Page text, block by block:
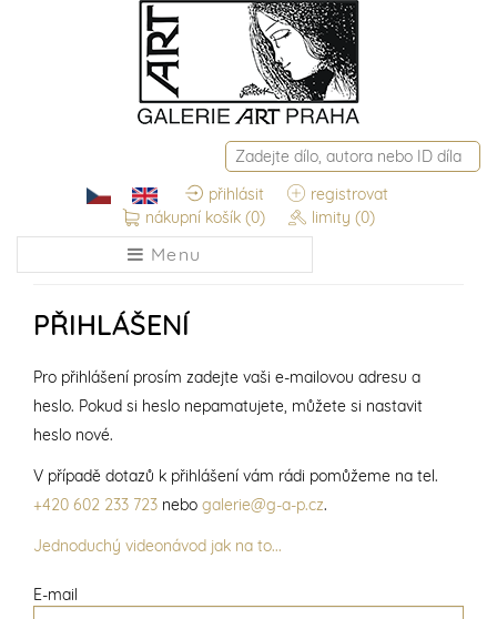
přihlásit
registrovat
nákupní košík (0) limity (0)
Menu
PŘIHLÁŠENÍ
E-mail
Pro přihlášení prosím zadejte vaši e-mailovou adresu a
heslo. Pokud si heslo nepamatujete, můžete si nastavit
heslo nové.
V případě dotazů k přihlášení vám rádi pomůžeme na tel.
+420 602 233 723 nebo galerie@g-a-p.cz.
Jednoduchý videonávod jak na to...